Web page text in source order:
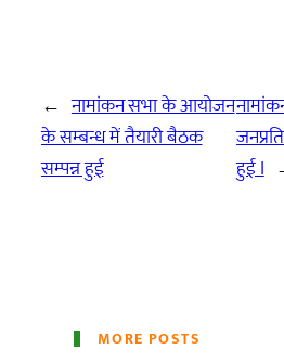
← नामांकन सभा के आयोजन
के सम्बन्ध में तैयारी बैठक
सम्पन्न हुई
हुई I
MORE POSTS